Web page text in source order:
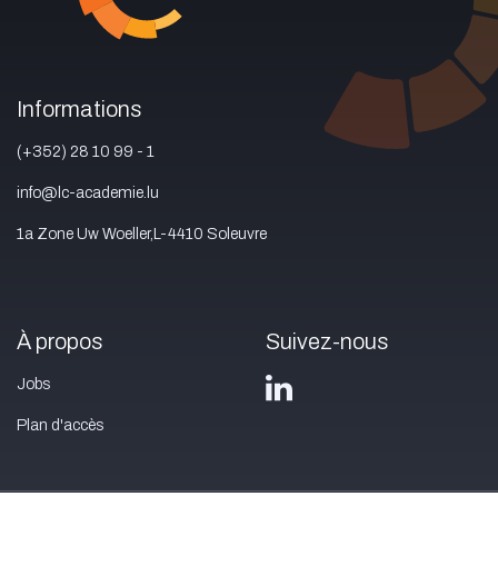
Informations
(+352) 28 10 99 - 1
info@lc-academie.lu
1a Zone Uw Woeller,L-4410 Soleuvre
À propos
Jobs
Plan d'accès
Suivez-nous